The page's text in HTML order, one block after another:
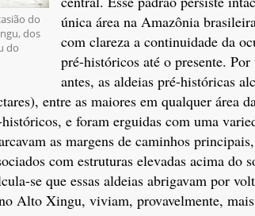
do
dos
do
única área na Amazônia
com clareza a continuidade da
pré-históricos até o presente.
antes, as aldeias pré-históricas
entre as maiores em qualquer área
e foram erguidas com uma
as margens de caminhos
com estruturas elevadas acima do
se que essas aldeias abrigavam por
Alto Xingu, viviam, provavelmente,